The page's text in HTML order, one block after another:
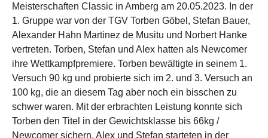
Meisterschaften Classic in Amberg am 20.05.2023. In der
1. Gruppe war von der TGV Torben Göbel, Stefan Bauer,
Alexander Hahn Martinez de Musitu und Norbert Hanke
vertreten. Torben, Stefan und Alex hatten als Newcomer
ihre Wettkampfpremiere. Torben bewältigte in seinem 1.
Versuch 90 kg und probierte sich im 2. und 3. Versuch an
100 kg, die an diesem Tag aber noch ein bisschen zu
schwer waren. Mit der erbrachten Leistung konnte sich
Torben den Titel in der Gewichtsklasse bis 66kg /
Newcomer sichern. Alex und Stefan starteten in der